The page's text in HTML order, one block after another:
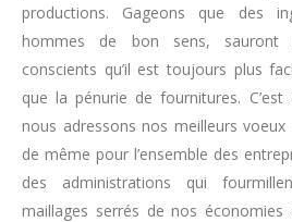
productions. Gageons que des
hommes de bon sens, sauront
conscients qu’il est toujours plus
que la pénurie de fournitures.
nous adressons nos meilleurs
de même pour l’ensemble des
des administrations qui
maillages serrés de nos